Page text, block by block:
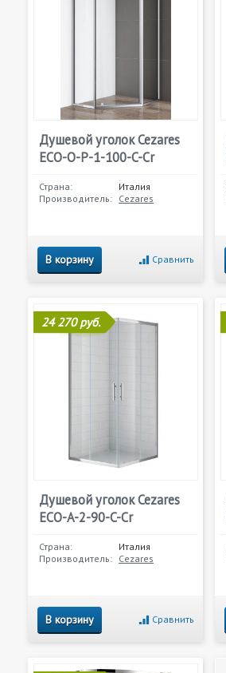
Душевой уголок Cezares
ECO-O-P-1-100-C-Cr
Страна:
Италия
Производитель: Cezares
В корзину Сравнить
24 270 руб.
Душевой уголок Cezares
ECO-A-2-90-C-Cr
Страна:
Италия
Производитель: Cezares
В корзину Сравнить